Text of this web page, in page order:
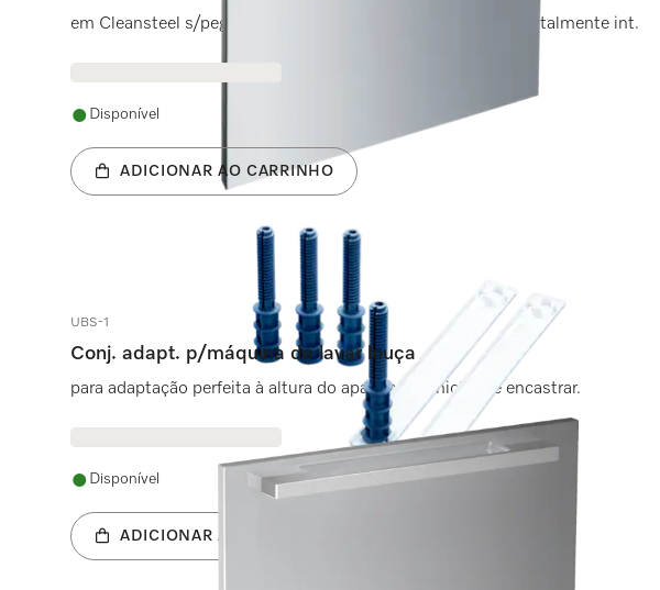
em Cleansteel s/pega e s/orifício p/máquina de lavar louça totalmente int.
Disponível
ADICIONAR AO CARRINHO
UBS-1
Conj. adapt. p/máquina de lavar louça
para adaptação perfeita à altura do aparelho no nicho de encastrar.
Disponível
ADICIONAR AO CARRINHO